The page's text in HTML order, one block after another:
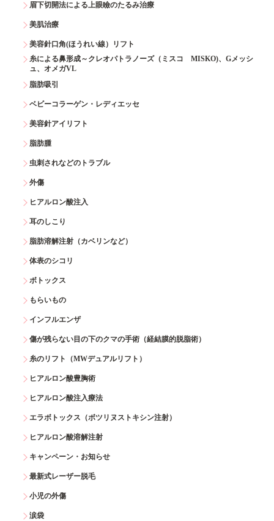
眉下切開法による上眼瞼のたるみ治療
美肌治療
美容針口角(ほうれい線）リフト
糸による鼻形成～クレオパトラノーズ（ミスコ MISKO)、Gメッシ
ュ、オメガVL
脂肪吸引
ベビーコラーゲン・レディエッセ
美容針アイリフト
脂肪腫
虫刺されなどのトラブル
外傷
ヒアルロン酸注入
耳のしこり
脂肪溶解注射（カベリンなど）
体表のシコリ
ボトックス
もらいもの
インフルエンザ
傷が残らない目の下のクマの手術（経結膜的脱脂術）
糸のリフト（MWデュアルリフト）
ヒアルロン酸豊胸術
ヒアルロン酸注入療法
エラボトックス（ボツリヌストキシン注射）
ヒアルロン酸溶解注射
キャンペーン・お知らせ
最新式レーザー脱毛
小児の外傷
涙袋